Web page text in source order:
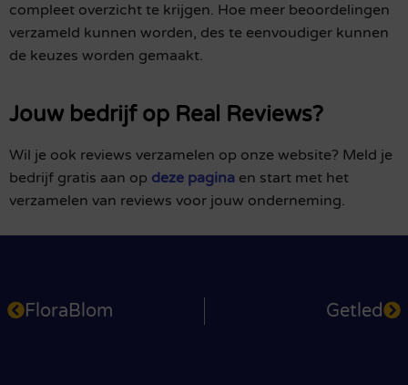
compleet overzicht te krijgen. Hoe meer beoordelingen
verzameld kunnen worden, des te eenvoudiger kunnen
de keuzes worden gemaakt.
Jouw bedrijf op Real Reviews?
Wil je ook reviews verzamelen op onze website? Meld je
bedrijf gratis aan op deze pagina en start met het
verzamelen van reviews voor jouw onderneming.
FloraBlom Getled